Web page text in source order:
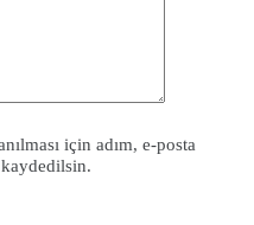
için adım, e-posta
kaydedilsin.